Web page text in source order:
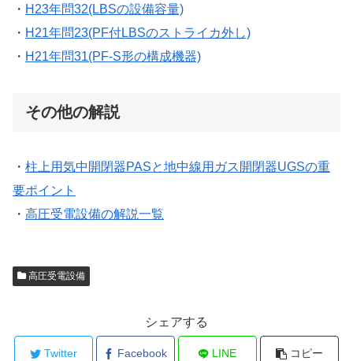
・ H23年問32(LBSの設備容量)
・ H21年問23(PF付LBSのストライカ外し)
・ H21年問31(PF-S形の構成機器)
その他の解説
・ 柱上用気中開閉器PASと地中線用ガス開閉器UGSの重
要ポイント
・ 高圧受電設備の解説一覧
高圧受電設備
シェアする
Twitter Facebook LINE コピー